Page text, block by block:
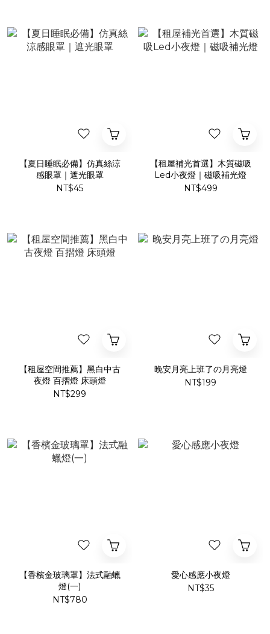
【夏日睡眠必備】仿真絲涼
感眼罩｜遮光眼罩
NT$45
【租屋補光首選】木質磁吸
Led小夜燈｜磁吸補光燈
NT$499
【租屋空間推薦】黑白中古
夜燈 百摺燈 床頭燈
NT$299
晚安月亮上班了の月亮燈
NT$199
【香檳金玻璃罩】法式融蠟
燈(一)
NT$780
愛心感應小夜燈
NT$35